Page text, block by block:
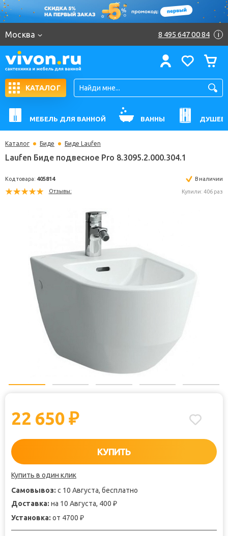
Москва 8 495 647 00 84 i
КАТАЛОГ
МЕБЕЛЬ ДЛЯ ВАННОЙ ВАННЫ
Каталог Биде Биде Laufen
22 650 ₽
КУПИТЬ
Купить в один клик
Самовывоз: с 10 Августа, бесплатно
Доставка: на 10 Августа, 400 ₽
Установка: от 4700 ₽
Laufen Биде подвесное Pro 8.3095.2.000.304.1